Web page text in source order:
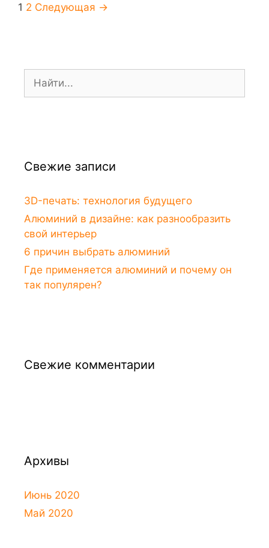
1 2 Следующая →
Свежие записи
3D-печать: технология будущего
Алюминий в дизайне: как разнообразить
свой интерьер
6 причин выбрать алюминий
Где применяется алюминий и почему он
так популярен?
Свежие комментарии
Архивы
Июнь 2020
Май 2020